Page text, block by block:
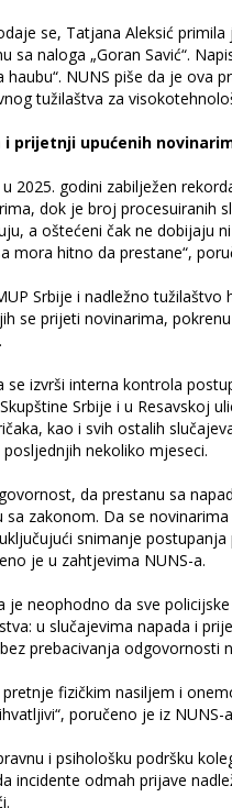
se, Tatjana Aleksić
sa naloga „Goran Savić“.
NUNS piše da je ova
tužilaštva za
i prijetnji upućenih
2025. godini zabilježen
dok je broj procesuiranih
a oštećeni čak ne dobijaju
mora hitno da prestane“,
Srbije i nadležno tužilaštvo
se prijeti novinarima,
se izvrši interna kontrola
Srbije i u Resavskoj
kao i svih ostalih
nekoliko mjeseci.
da prestanu sa
sa zakonom. Da se
snimanje
je u zahtjevima NUNS-a.
je neophodno da sve
u slučajevima napada i
prebacivanja odgovornosti
fizičkim nasiljem i
poručeno je iz NUNS-
i psihološku podršku
incidente odmah prijave